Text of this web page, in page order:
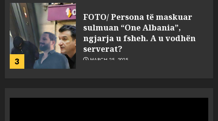
3
FOTO/ Persona të maskuar
sulmuan “One Albania”,
ngjarja u fsheh. A u vodhën
serverat?
MARCH 25, 2025